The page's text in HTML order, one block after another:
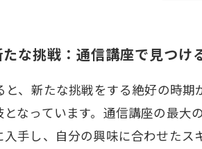
な挑戦：通信講座で見つけ
と、新たな挑戦をする絶好の時
となっています。通信講座の最大
入手し、自分の興味に合わせた